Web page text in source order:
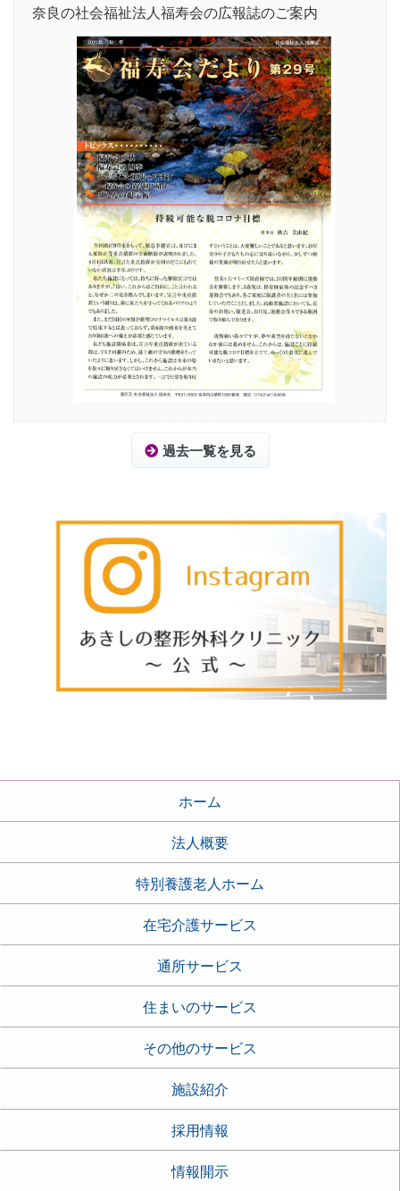
奈良の社会福祉法人福寿会の広報誌のご案内
過去一覧を見る
ホーム
法人概要
特別養護老人ホーム
在宅介護サービス
通所サービス
住まいのサービス
その他のサービス
施設紹介
採用情報
情報開示